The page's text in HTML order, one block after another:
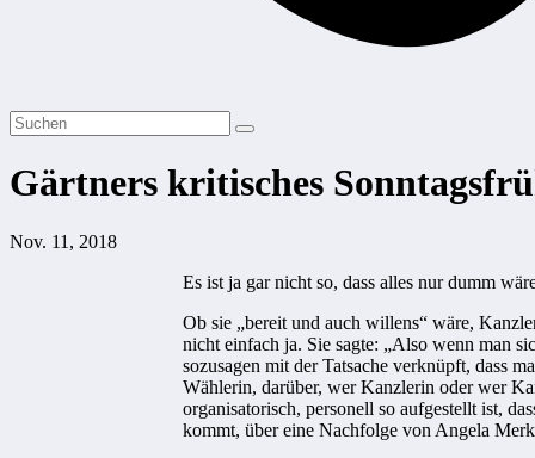
Gärtners kritisches
Nov. 11, 2018
Es ist ja gar nicht so, dass alles nur dumm
Ob sie „bereit und auch willens“ wäre,
nicht einfach ja. Sie sagte: „Also wenn man
sozusagen mit der Tatsache verknüpft, dass
Wählerin, darüber, wer Kanzlerin oder wer
organisatorisch, personell so aufgestellt ist,
kommt, über eine Nachfolge von Angela